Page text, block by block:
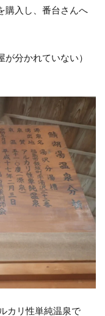
購入し、番台さんへ
分かれていない）
カリ性単純温泉で